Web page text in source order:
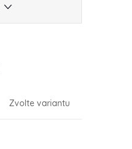
Zvolte variantu